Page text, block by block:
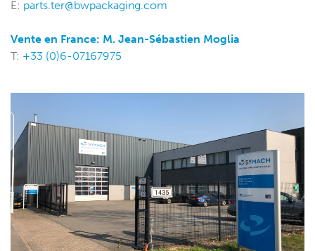
E: parts.ter@bwpackaging.com
Vente en France: M. Jean-Sébastien Moglia
T: +33 (0)6-07167975